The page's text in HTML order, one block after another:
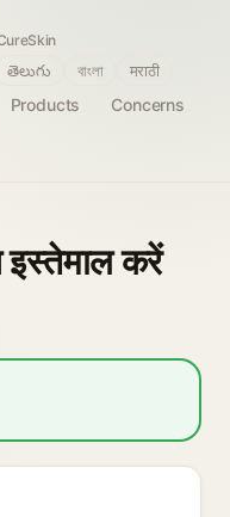
Products
Concerns
తెలుగు বাংলা मराठी
करें